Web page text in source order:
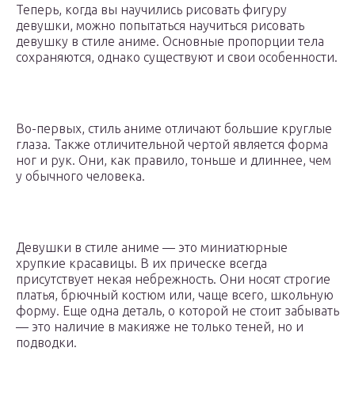
Теперь, когда вы научились рисовать фигуру
девушки, можно попытаться научиться рисовать
девушку в стиле аниме. Основные пропорции тела
сохраняются, однако существуют и свои особенности.
Во-первых, стиль аниме отличают большие круглые
глаза. Также отличительной чертой является форма
ног и рук. Они, как правило, тоньше и длиннее, чем
у обычного человека.
Девушки в стиле аниме — это миниатюрные
хрупкие красавицы. В их прическе всегда
присутствует некая небрежность. Они носят строгие
платья, брючный костюм или, чаще всего, школьную
форму. Еще одна деталь, о которой не стоит забывать
— это наличие в макияже не только теней, но и
подводки.